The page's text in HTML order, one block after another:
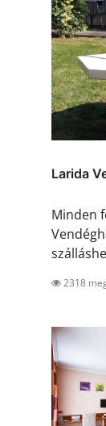
Larida
Minden
2318